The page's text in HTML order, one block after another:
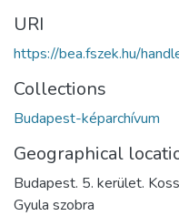
URI
https://bea.fszek.hu/
Collections
Budapest-képarchívum
Geographical
Budapest. 5. kerület.
Gyula szobra